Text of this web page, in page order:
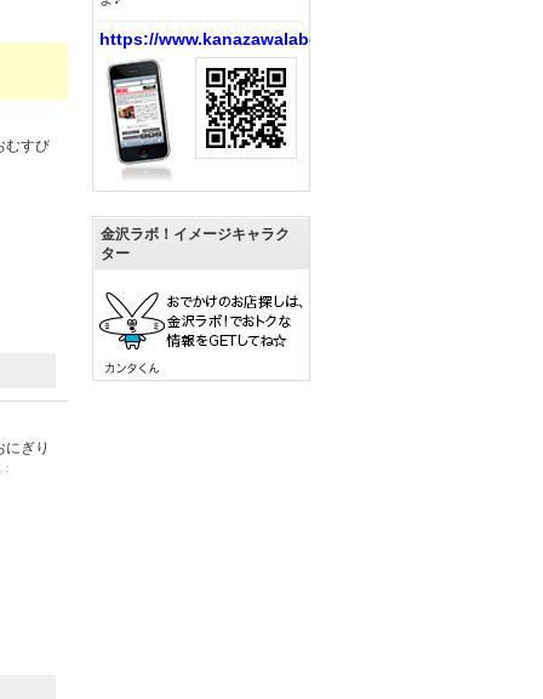
むすび
ぎり
https://www.kanazawalabo.net/
金沢ラボ！イメージキャラク
ター